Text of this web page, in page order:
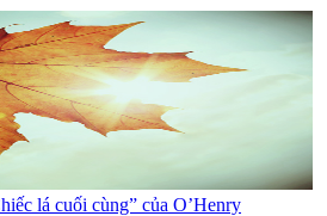
lá cuối cùng” của O’Henry